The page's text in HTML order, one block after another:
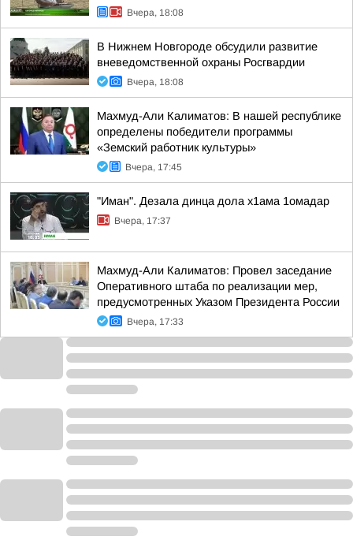
Вчера, 18:08
В Нижнем Новгороде обсудили развитие
вневедомственной охраны Росгвардии
Вчера, 18:08
Махмуд-Али Калиматов: В нашей республике
определены победители программы
«Земский работник культуры»
Вчера, 17:45
"Иман". Дезала динца дола х1ама 1омадар
Вчера, 17:37
Махмуд-Али Калиматов: Провел заседание
Оперативного штаба по реализации мер,
предусмотренных Указом Президента России
Вчера, 17:33